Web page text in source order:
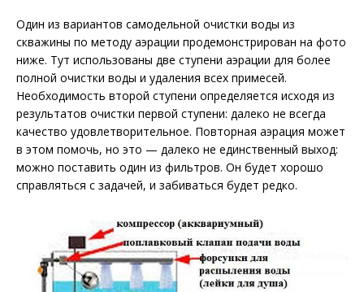
Один из вариантов самодельной очистки воды из
скважины по методу аэрации продемонстрирован на фото
ниже. Тут использованы две ступени аэрации для более
полной очистки воды и удаления всех примесей.
Необходимость второй ступени определяется исходя из
результатов очистки первой ступени: далеко не всегда
качество удовлетворительное. Повторная аэрация может
в этом помочь, но это — далеко не единственный выход:
можно поставить один из фильтров. Он будет хорошо
справляться с задачей, и забиваться будет редко.